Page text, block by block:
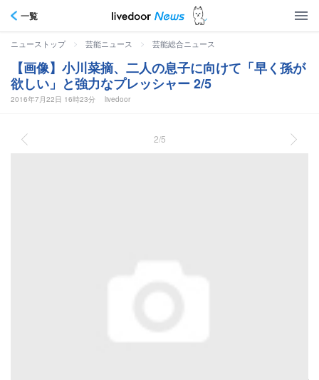
一覧
ニューストップ > 芸能ニュース > 芸能総合ニュース
【画像】小川菜摘、二人の息子に向けて「早く孫が
欲しい」と強力なプレッシャー 2/5
2016年7月22日 16時23分 livedoor
2/5